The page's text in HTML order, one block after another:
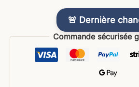
🚨 Dernière
Commande sécurisée